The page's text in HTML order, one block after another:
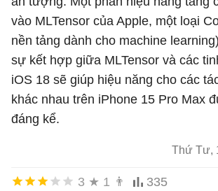
vào MLTensor của Apple, một loại
nền tảng dành cho machine
sự kết hợp giữa MLTensor và các
iOS 18 sẽ giúp hiệu năng cho các
khác nhau trên iPhone 15 Pro Max
đáng kể.
Thứ Tư,
3 ★ 1 👨 335